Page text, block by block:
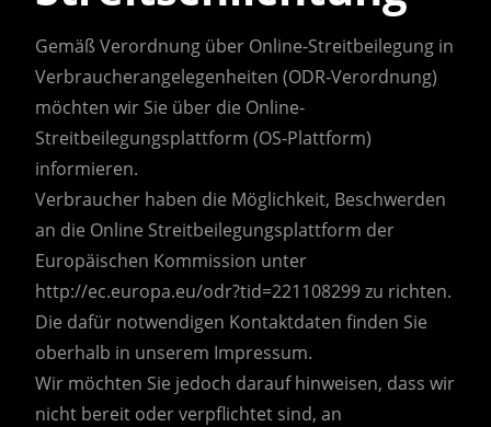
Gemäß Verordnung über Online-Streitbeilegung in
Verbraucherangelegenheiten (ODR-Verordnung)
möchten wir Sie über die Online-
Streitbeilegungsplattform (OS-Plattform)
informieren.
Verbraucher haben die Möglichkeit, Beschwerden
an die Online Streitbeilegungsplattform der
Europäischen Kommission unter
http://ec.europa.eu/odr?tid=221108299 zu richten.
Die dafür notwendigen Kontaktdaten finden Sie
oberhalb in unserem Impressum.
Wir möchten Sie jedoch darauf hinweisen, dass wir
nicht bereit oder verpflichtet sind, an